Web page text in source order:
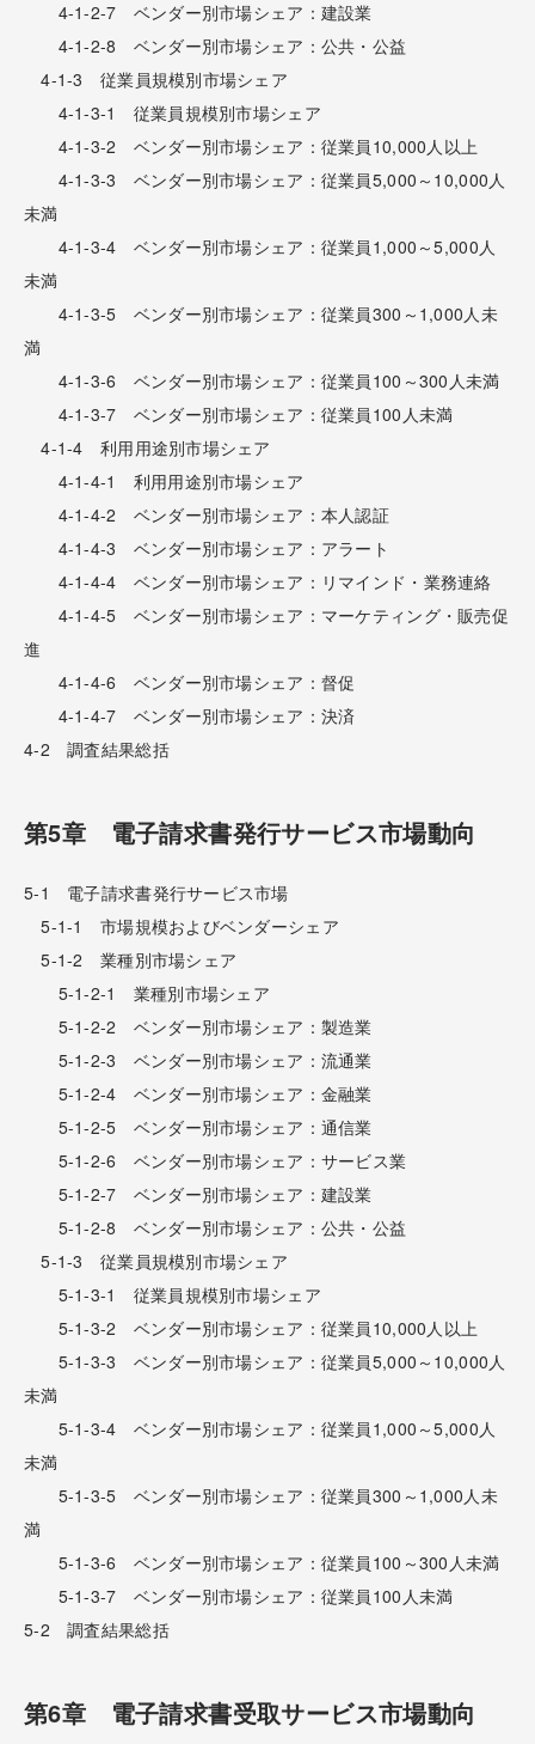
4-1-2-7 ベンダー別市場シェア：建設業
4-1-2-8 ベンダー別市場シェア：公共・公益
4-1-3 従業員規模別市場シェア
4-1-3-1 従業員規模別市場シェア
4-1-3-2 ベンダー別市場シェア：従業員10,000人以上
4-1-3-3 ベンダー別市場シェア：従業員5,000～10,000人
未満
4-1-3-4 ベンダー別市場シェア：従業員1,000～5,000人
未満
4-1-3-5 ベンダー別市場シェア：従業員300～1,000人未
満
4-1-3-6 ベンダー別市場シェア：従業員100～300人未満
4-1-3-7 ベンダー別市場シェア：従業員100人未満
4-1-4 利用用途別市場シェア
4-1-4-1 利用用途別市場シェア
4-1-4-2 ベンダー別市場シェア：本人認証
4-1-4-3 ベンダー別市場シェア：アラート
4-1-4-4 ベンダー別市場シェア：リマインド・業務連絡
4-1-4-5 ベンダー別市場シェア：マーケティング・販売促
進
4-1-4-6 ベンダー別市場シェア：督促
4-1-4-7 ベンダー別市場シェア：決済
4-2 調査結果総括
第5章 電子請求書発行サービス市場動向
5-1 電子請求書発行サービス市場
5-1-1 市場規模およびベンダーシェア
5-1-2 業種別市場シェア
5-1-2-1 業種別市場シェア
5-1-2-2 ベンダー別市場シェア：製造業
5-1-2-3 ベンダー別市場シェア：流通業
5-1-2-4 ベンダー別市場シェア：金融業
5-1-2-5 ベンダー別市場シェア：通信業
5-1-2-6 ベンダー別市場シェア：サービス業
5-1-2-7 ベンダー別市場シェア：建設業
5-1-2-8 ベンダー別市場シェア：公共・公益
5-1-3 従業員規模別市場シェア
5-1-3-1 従業員規模別市場シェア
5-1-3-2 ベンダー別市場シェア：従業員10,000人以上
5-1-3-3 ベンダー別市場シェア：従業員5,000～10,000人
未満
5-1-3-4 ベンダー別市場シェア：従業員1,000～5,000人
未満
5-1-3-5 ベンダー別市場シェア：従業員300～1,000人未
満
5-1-3-6 ベンダー別市場シェア：従業員100～300人未満
5-1-3-7 ベンダー別市場シェア：従業員100人未満
5-2 調査結果総括
第6章 電子請求書受取サービス市場動向